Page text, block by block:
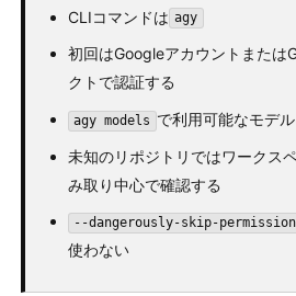
CLIコマンドは agy
初回はGoogleアカウントまたは
クトで認証する
agy models で利用可能なモデ
未知のリポジトリではワークス
み取り中心で確認する
--dangerously-skip-
使わない